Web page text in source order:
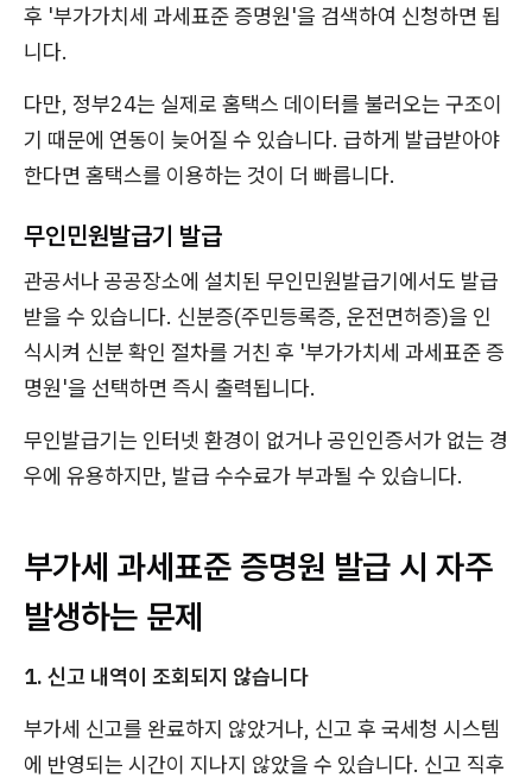
후 '부가가치세 과세표준 증명원'을 검색하여 신청하면 됩
니다.
다만, 정부24는 실제로 홈택스 데이터를 불러오는 구조이
기 때문에 연동이 늦어질 수 있습니다. 급하게 발급받아야
한다면 홈택스를 이용하는 것이 더 빠릅니다.
무인민원발급기 발급
관공서나 공공장소에 설치된 무인민원발급기에서도 발급
받을 수 있습니다. 신분증(주민등록증, 운전면허증)을 인
식시켜 신분 확인 절차를 거친 후 '부가가치세 과세표준 증
명원'을 선택하면 즉시 출력됩니다.
무인발급기는 인터넷 환경이 없거나 공인인증서가 없는 경
우에 유용하지만, 발급 수수료가 부과될 수 있습니다.
부가세 과세표준 증명원 발급 시 자주
발생하는 문제
1. 신고 내역이 조회되지 않습니다
부가세 신고를 완료하지 않았거나, 신고 후 국세청 시스템
에 반영되는 시간이 지나지 않았을 수 있습니다. 신고 직후